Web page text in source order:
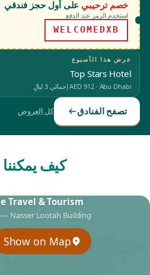
خصم ترحيبي على أول حجز فندقي
استخدم الرمز عند الدفع
WELCOMEDXB
عرض هذا الأسبوع
Top Stars Hotel
Abu Dhabi
·
AED 912إجمالي 3 ليالٍ
تصفح الفنادق كل العروض
كيف
Travel & Tourism
— Nasser Lootah Building
Show on Map